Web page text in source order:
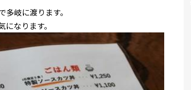
岐に渡ります。
なります。